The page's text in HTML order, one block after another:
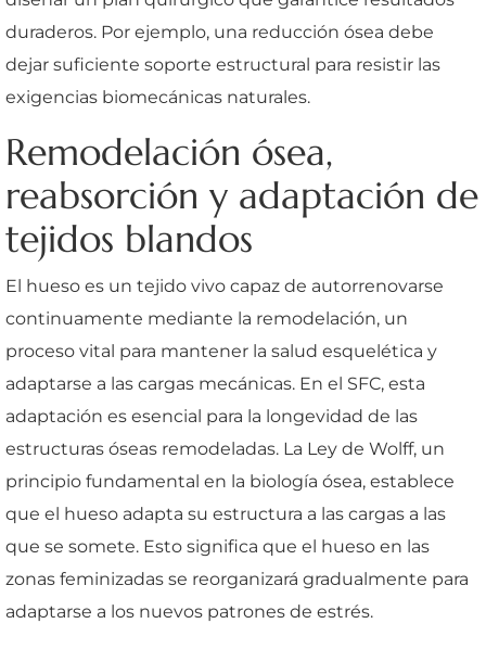
duraderos. Por ejemplo, una reducción ósea debe
dejar suficiente soporte estructural para resistir las
exigencias biomecánicas naturales.
Remodelación ósea,
reabsorción y adaptación de
tejidos blandos
El hueso es un tejido vivo capaz de autorrenovarse
continuamente mediante la remodelación, un
proceso vital para mantener la salud esquelética y
adaptarse a las cargas mecánicas. En el SFC, esta
adaptación es esencial para la longevidad de las
estructuras óseas remodeladas. La Ley de Wolff, un
principio fundamental en la biología ósea, establece
que el hueso adapta su estructura a las cargas a las
que se somete. Esto significa que el hueso en las
zonas feminizadas se reorganizará gradualmente para
adaptarse a los nuevos patrones de estrés.